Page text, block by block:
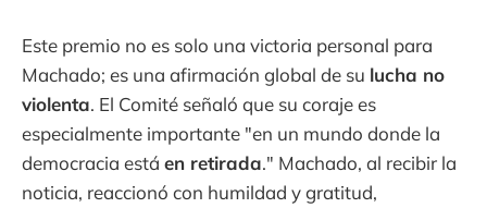
Este premio no es solo una victoria personal para
Machado; es una afirmación global de su lucha no
violenta. El Comité señaló que su coraje es
especialmente importante "en un mundo donde la
democracia está en retirada." Machado, al recibir la
noticia, reaccionó con humildad y gratitud,